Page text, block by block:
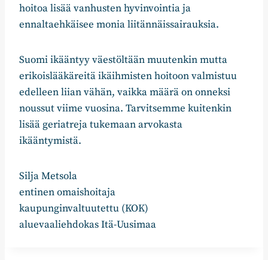
hoitoa lisää vanhusten hyvinvointia ja
ennaltaehkäisee monia liitännäissairauksia.
Suomi ikääntyy väestöltään muutenkin mutta
erikoislääkäreitä ikäihmisten hoitoon valmistuu
edelleen liian vähän, vaikka määrä on onneksi
noussut viime vuosina. Tarvitsemme kuitenkin
lisää geriatreja tukemaan arvokasta
ikääntymistä.
Silja Metsola
entinen omaishoitaja
kaupunginvaltuutettu (KOK)
aluevaaliehdokas Itä-Uusimaa